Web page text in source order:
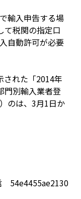
輸入申告する場
て税関の指定口
自動許可が必要
された「2014年
門別輸入業者登
のは、3月1日か
54e4455ae2130